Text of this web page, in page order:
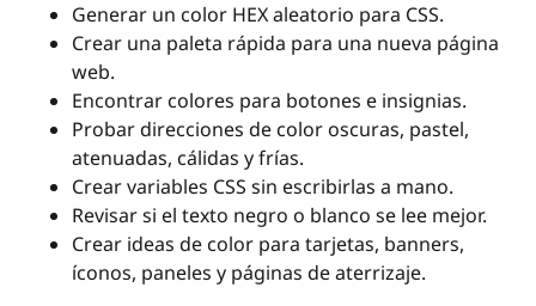
Generar un color HEX aleatorio para CSS.
Crear una paleta rápida para una nueva página
web.
Encontrar colores para botones e insignias.
Probar direcciones de color oscuras, pastel,
atenuadas, cálidas y frías.
Crear variables CSS sin escribirlas a mano.
Revisar si el texto negro o blanco se lee mejor.
Crear ideas de color para tarjetas, banners,
íconos, paneles y páginas de aterrizaje.